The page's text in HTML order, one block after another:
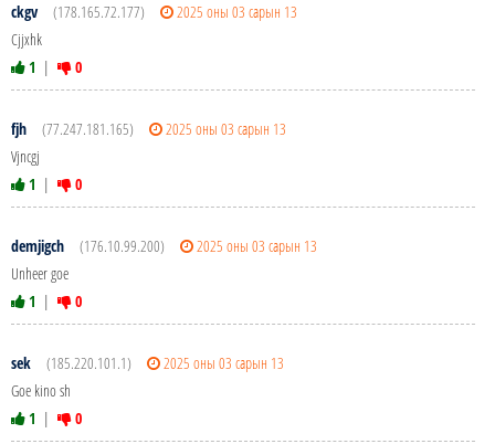
ckgv (178.165.72.177)
2025 оны 03 сарын 13
Cjjxhk
1 | 0
fjh (77.247.181.165)
2025 оны 03 сарын 13
Vjncgj
1 | 0
demjigch (176.10.99.200)
2025 оны 03 сарын 13
Unheer goe
1 | 0
sek (185.220.101.1)
2025 оны 03 сарын 13
Goe kino sh
1 | 0